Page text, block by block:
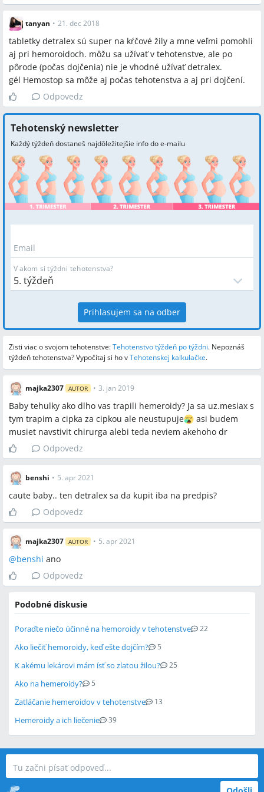
tanyan • 21. dec 2018
tabletky detralex sú super na kŕčové žily a mne veľmi pomohli
aj pri hemoroidoch. môžu sa užívať v tehotenstve, ale po
pôrode (počas dojčenia) nie je vhodné užívať detralex.
gél Hemostop sa môže aj počas tehotenstva a aj pri dojčení.
Odpovedz
Tehotenský newsletter
Každý týždeň dostaneš najdôležitejšie info do e-mailu
Email
V akom si týždni tehotenstva?
Prihlasujem sa na odber
Zisti viac o svojom tehotenstve:Tehotenstvo týždeň po týždni. Nepoznáš
týždeň tehotenstva? Vypočítaj si ho vTehotenskej kalkulačke.
majka2307 AUTOR • 3. jan 2019
Baby tehulky ako dlho vas trapili hemeroidy? Ja sa uz.mesiax s
tym trapim a cipka za cipkou ale neustupuje
asi budem
musiet navstivit chirurga alebi teda neviem akehoho dr
Odpovedz
benshi • 5. apr 2021
caute baby.. ten detralex sa da kupit iba na predpis?
Odpovedz
majka2307 AUTOR • 5. apr 2021
@benshi ano
Odpovedz
Podobné diskusie
Poraďte niečo účinné na hemoroidy v tehotenstve 22
Ako liečiť hemoroidy, keď ešte dojčím? 5
K akému lekárovi mám ísť so zlatou žilou? 25
Ako na hemeroidy? 5
Zatláčanie hemeroidov v tehotenstve 13
Hemeroidy a ich liečenie 39